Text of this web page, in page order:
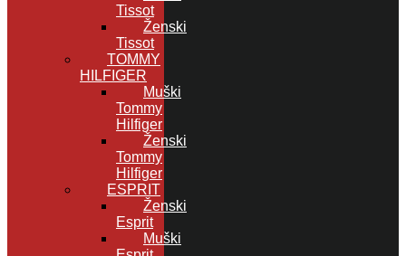
Tissot
Ženski
Tissot
TOMMY
HILFIGER
Muški
Tommy
Hilfiger
Ženski
Tommy
Hilfiger
ESPRIT
Ženski
Esprit
Muški